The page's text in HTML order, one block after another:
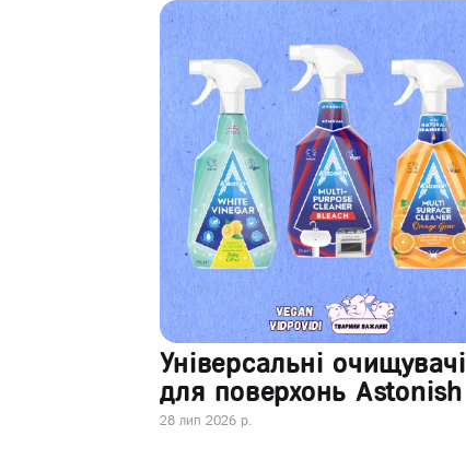
Універсальні очищувачі
для поверхонь Astonish
28 лип 2026 р.